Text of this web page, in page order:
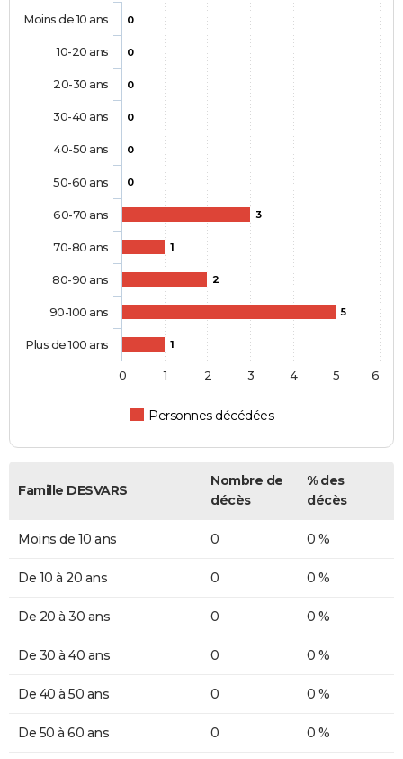
0
0
0
0
0
0
3
1
2
5
1
Personnes décédées
Moins de 10 ans
10-20 ans
20-30 ans
30-40 ans
40-50 ans
50-60 ans
60-70 ans
70-80 ans
80-90 ans
90-100 ans
Plus de 100 ans
0 1 2 3 4 5 6
Famille DESVARS
Nombre de
décès
% des
décès
Moins de 10 ans 0 0 %
De 10 à 20 ans 0 0 %
De 20 à 30 ans 0 0 %
De 30 à 40 ans 0 0 %
De 40 à 50 ans 0 0 %
De 50 à 60 ans 0 0 %